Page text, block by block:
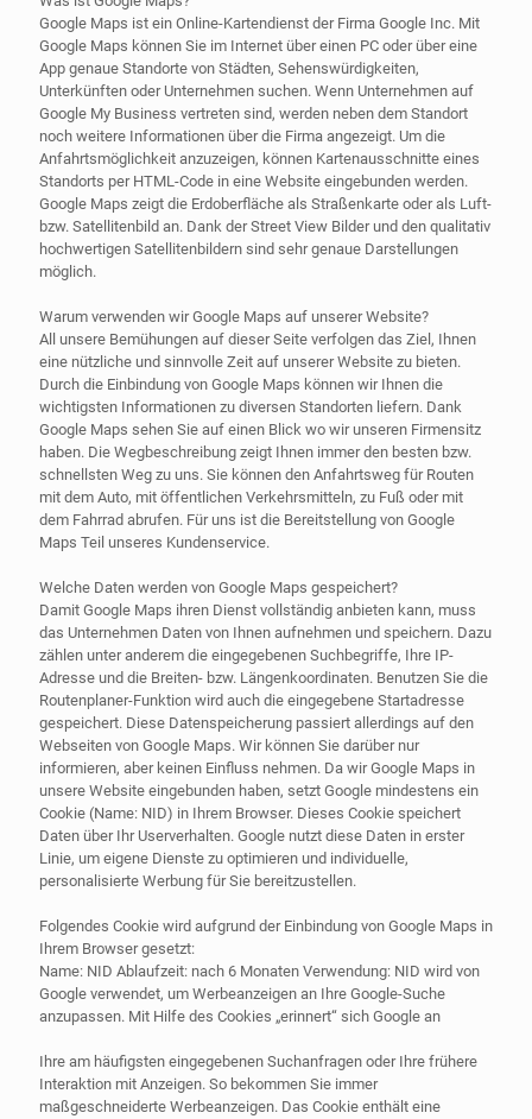
Google Maps ist ein Online-Kartendienst der Firma Google Inc. Mit
Google Maps können Sie im Internet über einen PC oder über eine
App genaue Standorte von Städten, Sehenswürdigkeiten,
Unterkünften oder Unternehmen suchen. Wenn Unternehmen auf
Google My Business vertreten sind, werden neben dem Standort
noch weitere Informationen über die Firma angezeigt. Um die
Anfahrtsmöglichkeit anzuzeigen, können Kartenausschnitte eines
Standorts per HTML-Code in eine Website eingebunden werden.
Google Maps zeigt die Erdoberfläche als Straßenkarte oder als Luft-
bzw. Satellitenbild an. Dank der Street View Bilder und den qualitativ
hochwertigen Satellitenbildern sind sehr genaue Darstellungen
möglich.
Warum verwenden wir Google Maps auf unserer Website?
All unsere Bemühungen auf dieser Seite verfolgen das Ziel, Ihnen
eine nützliche und sinnvolle Zeit auf unserer Website zu bieten.
Durch die Einbindung von Google Maps können wir Ihnen die
wichtigsten Informationen zu diversen Standorten liefern. Dank
Google Maps sehen Sie auf einen Blick wo wir unseren Firmensitz
haben. Die Wegbeschreibung zeigt Ihnen immer den besten bzw.
schnellsten Weg zu uns. Sie können den Anfahrtsweg für Routen
mit dem Auto, mit öffentlichen Verkehrsmitteln, zu Fuß oder mit
dem Fahrrad abrufen. Für uns ist die Bereitstellung von Google
Maps Teil unseres Kundenservice.
Welche Daten werden von Google Maps gespeichert?
Damit Google Maps ihren Dienst vollständig anbieten kann, muss
das Unternehmen Daten von Ihnen aufnehmen und speichern. Dazu
zählen unter anderem die eingegebenen Suchbegriffe, Ihre IP-
Adresse und die Breiten- bzw. Längenkoordinaten. Benutzen Sie die
Routenplaner-Funktion wird auch die eingegebene Startadresse
gespeichert. Diese Datenspeicherung passiert allerdings auf den
Webseiten von Google Maps. Wir können Sie darüber nur
informieren, aber keinen Einfluss nehmen. Da wir Google Maps in
unsere Website eingebunden haben, setzt Google mindestens ein
Cookie (Name: NID) in Ihrem Browser. Dieses Cookie speichert
Daten über Ihr Userverhalten. Google nutzt diese Daten in erster
Linie, um eigene Dienste zu optimieren und individuelle,
personalisierte Werbung für Sie bereitzustellen.
Folgendes Cookie wird aufgrund der Einbindung von Google Maps in
Ihrem Browser gesetzt:
Name: NID Ablaufzeit: nach 6 Monaten Verwendung: NID wird von
Google verwendet, um Werbeanzeigen an Ihre Google-Suche
anzupassen. Mit Hilfe des Cookies „erinnert“ sich Google an
Ihre am häufigsten eingegebenen Suchanfragen oder Ihre frühere
Interaktion mit Anzeigen. So bekommen Sie immer
maßgeschneiderte Werbeanzeigen. Das Cookie enthält eine